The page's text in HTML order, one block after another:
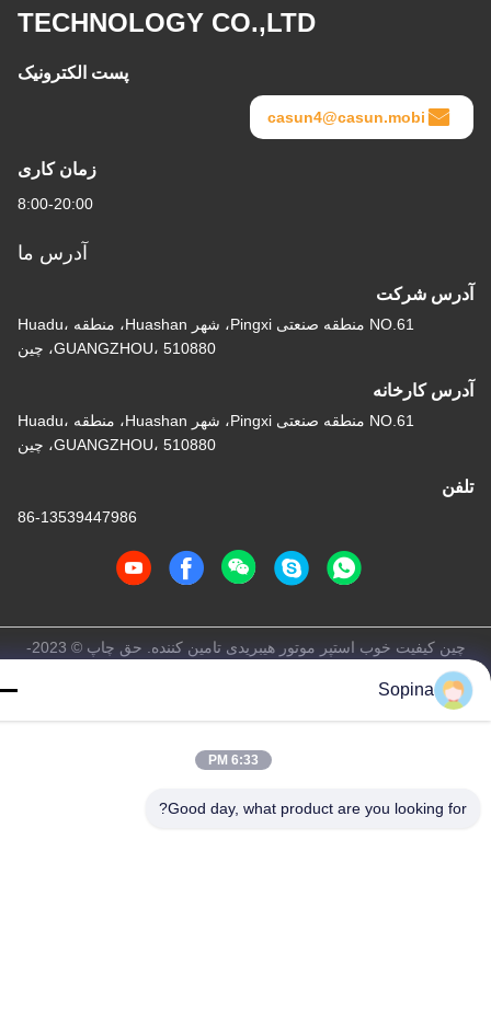
TECHNOLOGY CO.,LTD
پست الکترونیک
casun4@casun.mobi
زمان کاری
8:00-20:00
آدرس ما
شرکت
NO.61 منطقه صنعتی Pingxi، شهر Huashan، منطقه Huadu،
GUANGZHOU، 510880، چین
کارخانه
NO.61 منطقه صنعتی Pingxi، شهر Huashan، منطقه Huadu،
GUANGZHOU، 510880، چین
86-13539447986
سیاست حفظ حریم خصوصی|نقشه سایت
چین کیفیت خوب استپر موتور هیبریدی تامین کننده. حق چاپ © 2023-
CO.,LTD . تمامی حقوق محفوظ است.
Sopina
6:33 PM
Good day, what product are you looking for?